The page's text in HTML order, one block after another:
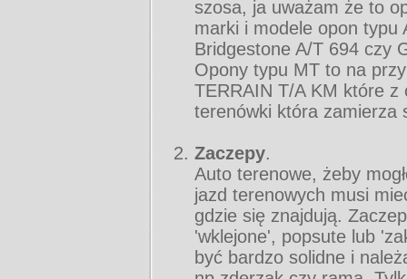
szosa, ja uważam że to
marki i modele opon typu
Bridgestone A/T 694 czy
Opony typu MT to na
TERRAIN T/A KM które
terenówki która zamierza
Zaczepy.
Auto terenowe, żeby
jazd terenowych musi
gdzie się znajdują.
'wklejone', popsute lub
być bardzo solidne i